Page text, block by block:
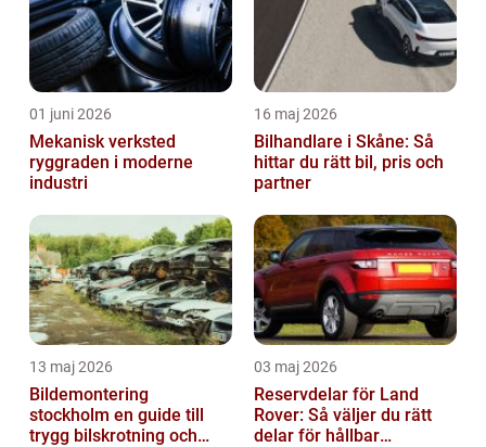
01 juni 2026
Mekanisk verksted
ryggraden i moderne
industri
16 maj 2026
Bilhandlare i Skåne: Så
hittar du rätt bil, pris och
partner
13 maj 2026
Bildemontering
stockholm en guide till
trygg bilskrotning och
03 maj 2026
Reservdelar för Land
Rover: Så väljer du rätt
delar för hållbar